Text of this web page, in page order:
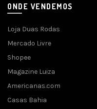
ONDE VENDEMOS
Loja Duas Rodas
Mercado Livre
Shopee
Magazine Luiza
Americanas.com
Casas Bahia